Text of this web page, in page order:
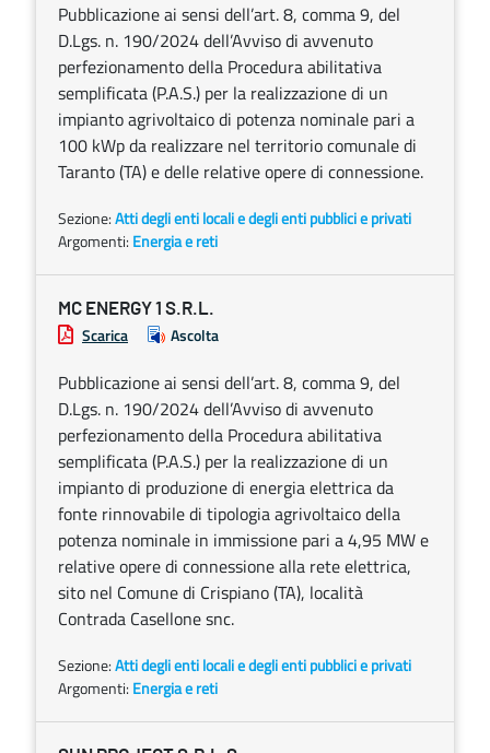
Pubblicazione ai sensi dell’art. 8, comma 9, del
D.Lgs. n. 190/2024 dell’Avviso di avvenuto
perfezionamento della Procedura abilitativa
semplificata (P.A.S.) per la realizzazione di un
impianto agrivoltaico di potenza nominale pari a
100 kWp da realizzare nel territorio comunale di
Taranto (TA) e delle relative opere di connessione.
Sezione:Atti degli enti locali e degli enti pubblici e privati
Argomenti: Energia e reti
MC ENERGY 1 S.R.L.
Scarica Ascolta
Pubblicazione ai sensi dell’art. 8, comma 9, del
D.Lgs. n. 190/2024 dell’Avviso di avvenuto
perfezionamento della Procedura abilitativa
semplificata (P.A.S.) per la realizzazione di un
impianto di produzione di energia elettrica da
fonte rinnovabile di tipologia agrivoltaico della
potenza nominale in immissione pari a 4,95 MW e
relative opere di connessione alla rete elettrica,
sito nel Comune di Crispiano (TA), località
Contrada Casellone snc.
Sezione:Atti degli enti locali e degli enti pubblici e privati
Argomenti: Energia e reti